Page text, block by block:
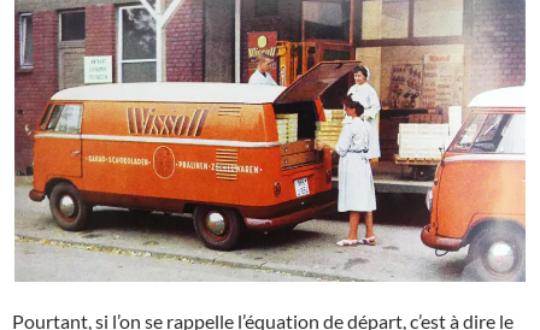
Pourtant, si l’on se rappelle l’équation de départ, c’est à dire le